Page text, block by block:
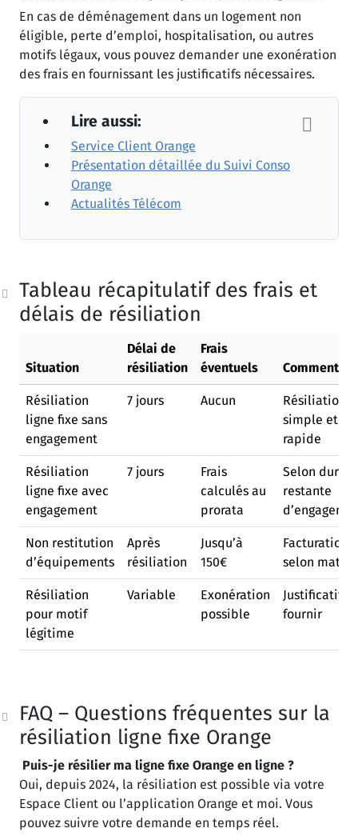
En cas de déménagement dans un logement non
éligible, perte d’emploi, hospitalisation, ou autres
motifs légaux, vous pouvez demander une exonération
des frais en fournissant les justificatifs nécessaires.
Lire aussi:
Service Client Orange
Présentation détaillée du Suivi Conso
Orange
Actualités Télécom
Tableau récapitulatif des frais et
délais de résiliation
Situation
Délai de
résiliation
Frais
éventuels
Résiliation
ligne fixe sans
engagement
7 jours Aucun
Résiliation
simple et
rapide
Résiliation
ligne fixe avec
engagement
7 jours
Frais
calculés au
prorata
Selon durée
restante
Non restitution
d’équipements
Après
résiliation
Jusqu’à
150€
Facturation
selon
Résiliation
pour motif
légitime
Variable
Exonération
possible
Justificatifs à
fournir
FAQ – Questions fréquentes sur la
résiliation ligne fixe Orange
Puis-je résilier ma ligne fixe Orange en ligne ?
Oui, depuis 2024, la résiliation est possible via votre
Espace Client ou l’application Orange et moi. Vous
pouvez suivre votre demande en temps réel.